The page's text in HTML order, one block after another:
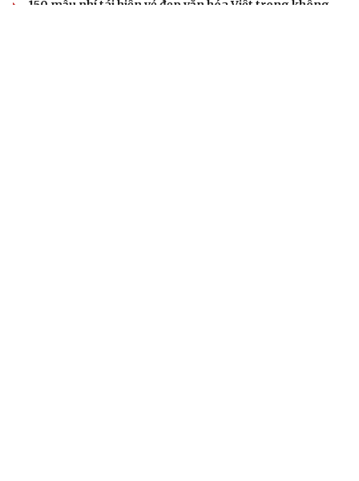
150 mẫu nhí tái hiện vẻ đẹp văn hóa Việt trong không